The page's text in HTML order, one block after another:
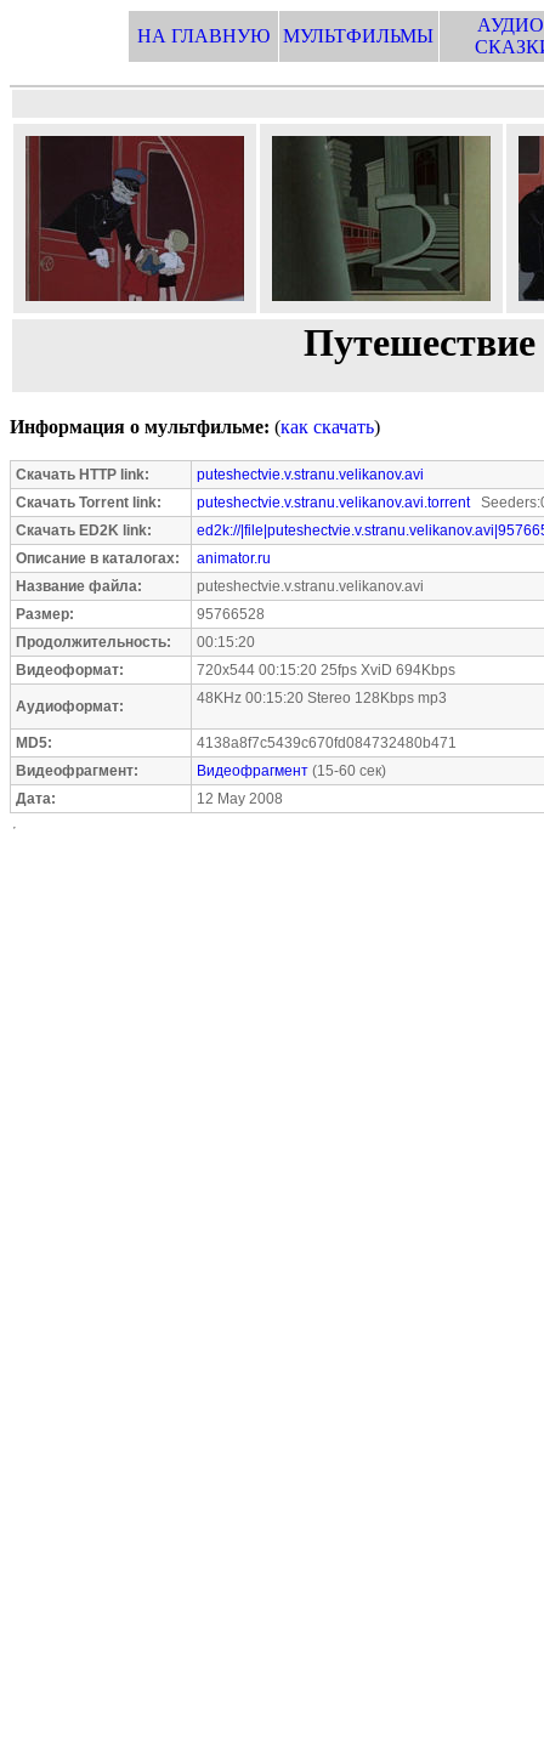
НА ГЛАВНУЮ МУЛЬТФИЛЬМЫ
Путешествие
Информация о мультфильме: (как скачать)
Скачать HTTP link:
puteshectvie.v.stranu.velikanov.avi
Скачать Torrent link:
puteshectvie.v.stranu.velikanov.avi.torrent
Скачать ED2K link:
ed2k://
Описание в каталогах:
animator.ru
Название файла:
puteshectvie.v.stranu.velikanov.avi
Размер:
95766528
Продолжительность:
00:15:20
Видеоформат:
720x544 00:15:20 25fps XviD 694Kbps
Аудиоформат: 48KHz 00:15:20 Stereo 128Kbps mp3
MD5:
4138a8f7c5439c670fd084732480b471
Видеофрагмент:
Видеофрагмент (15-60 сек)
Дата:
12 May 2008